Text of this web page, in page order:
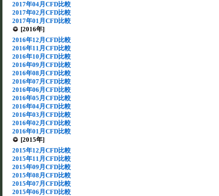
2017年04月CFD比較
2017年02月CFD比較
2017年01月CFD比較
[2016年]
2016年12月CFD比較
2016年11月CFD比較
2016年10月CFD比較
2016年09月CFD比較
2016年08月CFD比較
2016年07月CFD比較
2016年06月CFD比較
2016年05月CFD比較
2016年04月CFD比較
2016年03月CFD比較
2016年02月CFD比較
2016年01月CFD比較
[2015年]
2015年12月CFD比較
2015年11月CFD比較
2015年09月CFD比較
2015年08月CFD比較
2015年07月CFD比較
2015年06月CFD比較